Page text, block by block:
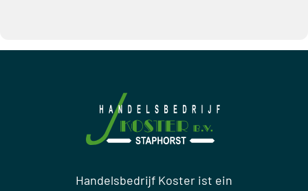
Handelsbedrijf Koster ist ein